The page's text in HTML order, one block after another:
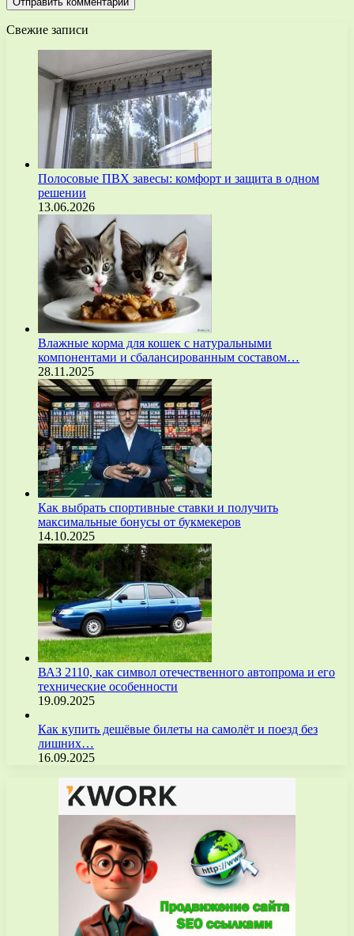
Свежие записи
Полосовые ПВХ завесы: комфорт и защита в одном
решении
13.06.2026
Влажные корма для кошек с натуральными
компонентами и сбалансированным составом…
28.11.2025
Как выбрать спортивные ставки и получить
максимальные бонусы от букмекеров
14.10.2025
ВАЗ 2110, как символ отечественного автопрома и его
технические особенности
19.09.2025
Как купить дешёвые билеты на самолёт и поезд без
лишних…
16.09.2025